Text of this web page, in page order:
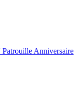
Patrouille Anniversaire